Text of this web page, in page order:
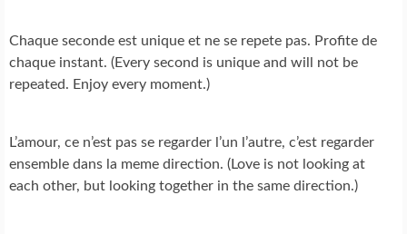
Chaque seconde est unique et ne se repete pas. Profite de
chaque instant. (Every second is unique and will not be
repeated. Enjoy every moment.)
L’amour, ce n’est pas se regarder l’un l’autre, c’est regarder
ensemble dans la meme direction. (Love is not looking at
each other, but looking together in the same direction.)